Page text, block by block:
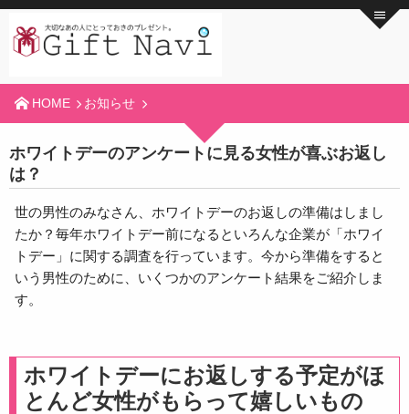
HOME お知らせ
ホワイトデーのアンケートに見る女性が喜ぶお返し
は？
世の男性のみなさん、ホワイトデーのお返しの準備はしまし
たか？毎年ホワイトデー前になるといろんな企業が「ホワイ
トデー」に関する調査を行っています。今から準備をすると
いう男性のために、いくつかのアンケート結果をご紹介しま
す。
ホワイトデーにお返しする予定がほ
とんど女性がもらって嬉しいもの